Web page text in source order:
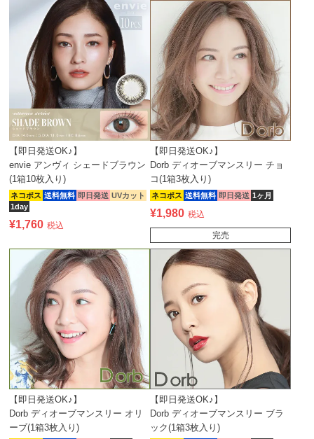
【即日発送OK♪】
envie アンヴィ シェードブラウン
(1箱10枚入り)
ネコポス 送料無料 即日発送 UVカット
1day
¥1,760 税込
【即日発送OK♪】
Dorb ディオーブマンスリー チョ
コ(1箱3枚入り)
ネコポス 送料無料 即日発送 1ヶ月
¥1,980 税込
完売
【即日発送OK♪】
Dorb ディオーブマンスリー オリ
ーブ(1箱3枚入り)
【即日発送OK♪】
Dorb ディオーブマンスリー ブラ
ック(1箱3枚入り)